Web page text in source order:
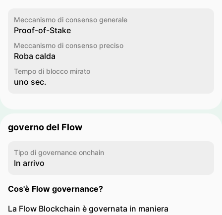
Meccanismo di consenso generale
Proof-of-Stake
Meccanismo di consenso preciso
Roba calda
Tempo di blocco mirato
uno sec.
governo del Flow
Tipo di governance onchain
In arrivo
Cos'è Flow governance?
La Flow Blockchain è governata in maniera